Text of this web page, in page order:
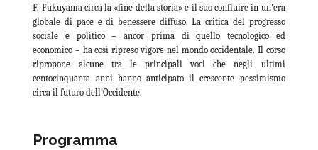
F. Fukuyama circa la «fine della storia» e il suo confluire in un’era
globale di pace e di benessere diffuso. La critica del progresso
sociale e politico – ancor prima di quello tecnologico ed
economico – ha così ripreso vigore nel mondo occidentale. Il corso
ripropone alcune tra le principali voci che negli ultimi
centocinquanta anni hanno anticipato il crescente pessimismo
circa il futuro dell’Occidente.
Programma